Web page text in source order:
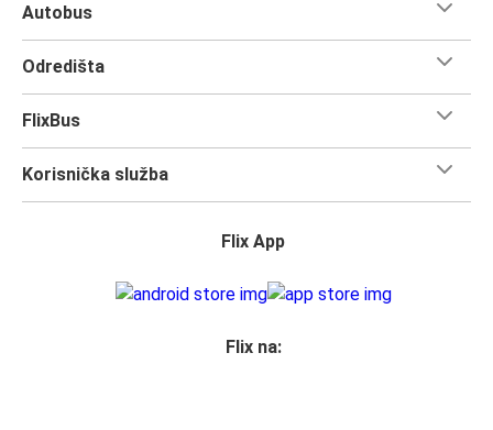
Autobus
Odredišta
FlixBus
Korisnička služba
Flix App
Flix na: